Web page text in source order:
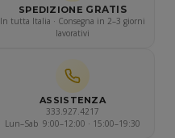
SPEDIZIONE GRATIS
In tutta Italia · Consegna in 2–3 giorni
lavorativi
ASSISTENZA
333.927.4217
Lun–Sab 9:00–12:00 · 15:00–19:30